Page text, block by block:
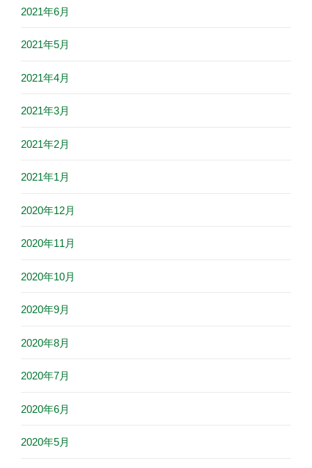
2021年6月
2021年5月
2021年4月
2021年3月
2021年2月
2021年1月
2020年12月
2020年11月
2020年10月
2020年9月
2020年8月
2020年7月
2020年6月
2020年5月